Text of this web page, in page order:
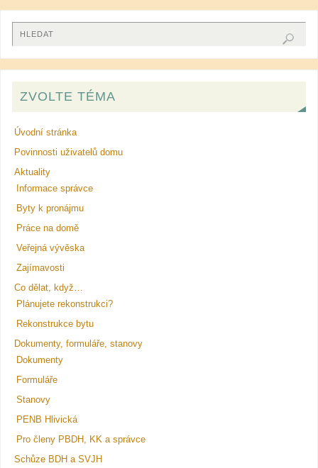
ZVOLTE TÉMA
Úvodní stránka
Povinnosti uživatelů domu
Aktuality
Informace správce
Byty k pronájmu
Práce na domě
Veřejná vývěska
Zajímavosti
Co dělat, když…
Plánujete rekonstrukci?
Rekonstrukce bytu
Dokumenty, formuláře, stanovy
Dokumenty
Formuláře
Stanovy
PENB Hlivická
Pro členy PBDH, KK a správce
Schůze BDH a SVJH